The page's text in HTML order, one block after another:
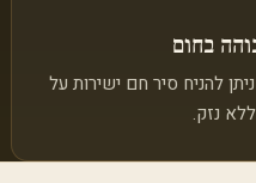
בחום
להניח סיר חם ישירות על
נזק.